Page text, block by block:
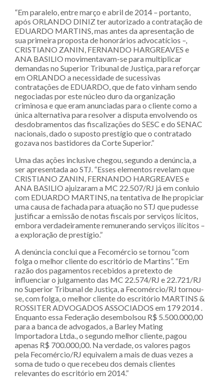
“Em paralelo, entre março e abril de 2014 – portanto,
após ORLANDO DINIZ ter autorizado a contratação de
EDUARDO MARTINS, mas antes da apresentação de
sua primeira proposta de honorários advocatícios –,
CRISTIANO ZANIN, FERNANDO HARGREAVES e
ANA BASILIO movimentavam-se para multiplicar
demandas no Superior Tribunal de Justiça, para reforçar
em ORLANDO a necessidade de sucessivas
contratações de EDUARDO, que de fato vinham sendo
negociadas por este núcleo duro da organização
criminosa e que eram anunciadas para o cliente como a
única alternativa para resolver a disputa envolvendo os
desdobramentos das fiscalizações do SESC e do SENAC
nacionais, dado o suposto prestígio que o contratado
gozava nos bastidores da Corte Superior.”
Uma das ações inclusive chegou, segundo a denúncia, a
ser apresentada ao STJ. “Esses elementos revelam que
CRISTIANO ZANIN, FERNANDO HARGREAVES e
ANA BASILIO ajuizaram a MC 22.507/RJ já em conluio
com EDUARDO MARTINS, na tentativa de lhe propiciar
uma causa de fachada para atuação no STJ que pudesse
justificar a emissão de notas fiscais por serviços lícitos,
embora verdadeiramente remunerando serviços ilícitos –
a exploração de prestígio.”
A denúncia conclui que a Fecomércio se tornou “com
folga o melhor cliente do escritório de Martins”. “Em
razão dos pagamentos recebidos a pretexto de
influenciar o julgamento das MC 22.574/RJ e 22.721/RJ
no Superior Tribunal de Justiça, a Fecomércio/RJ tornou-
se, com folga, o melhor cliente do escritório MARTINS &
ROSSITER ADVOGADOS ASSOCIADOS em 179 2014 .
Enquanto essa Federação desembolsou R$ 5.500.000,00
para a banca de advogados, a Barley Mating
Importadora Ltda., o segundo melhor cliente, pagou
apenas R$ 700.000,00. Na verdade, os valores pagos
pela Fecomércio/RJ equivalem a mais de duas vezes a
soma de tudo o que recebeu dos demais clientes
relevantes do escritório em 2014.”